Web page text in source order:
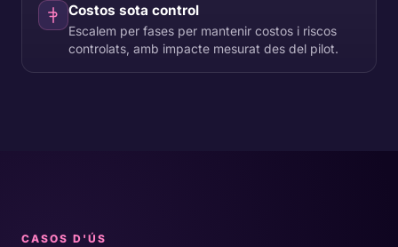
Costos sota control
Escalem per fases per mantenir costos i riscos
controlats, amb impacte mesurat des del pilot.
CASOS D'ÚS